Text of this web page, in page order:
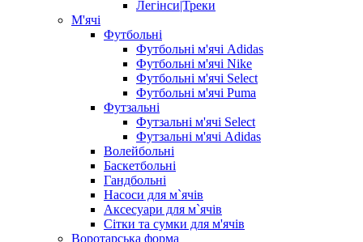
Легінси|Треки
М'ячі
Футбольні
Футбольні м'ячі Adidas
Футбольні м'ячі Nike
Футбольні м'ячі Select
Футбольні м'ячі Puma
Футзальні
Футзальні м'ячі Select
Футзальні м'ячі Adidas
Волейбольні
Баскетбольні
Гандбольні
Насоси для м`ячів
Аксесуари для м`ячів
Сітки та сумки для м'ячів
Воротарська форма